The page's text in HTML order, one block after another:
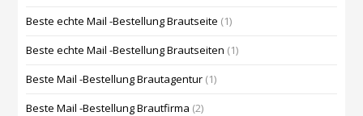
Beste echte Mail -Bestellung Brautseite (1)
Beste echte Mail -Bestellung Brautseiten (1)
Beste Mail -Bestellung Brautagentur (1)
Beste Mail -Bestellung Brautfirma (2)